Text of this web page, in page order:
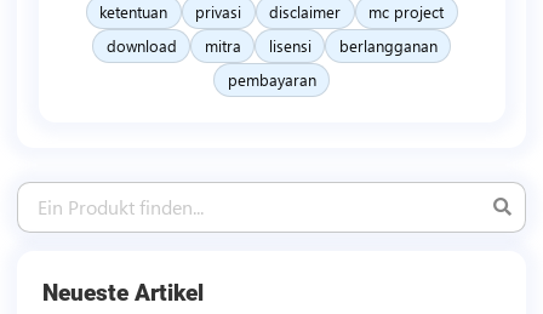
ketentuan privasi disclaimer
mc project
download
mitra lisensi
berlangganan
pembayaran
Neueste Artikel